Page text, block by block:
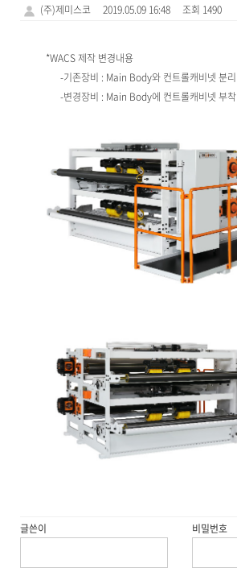
(주)제미스코 2019.05.09 16:48 조회 1490
*WACS 제작 변경내용
-기존장비 : Main Body와 컨트롤캐비넷 분리
-변경장비 : Main Body에 컨트롤캐비넷 부착
글쓴이 비밀번호